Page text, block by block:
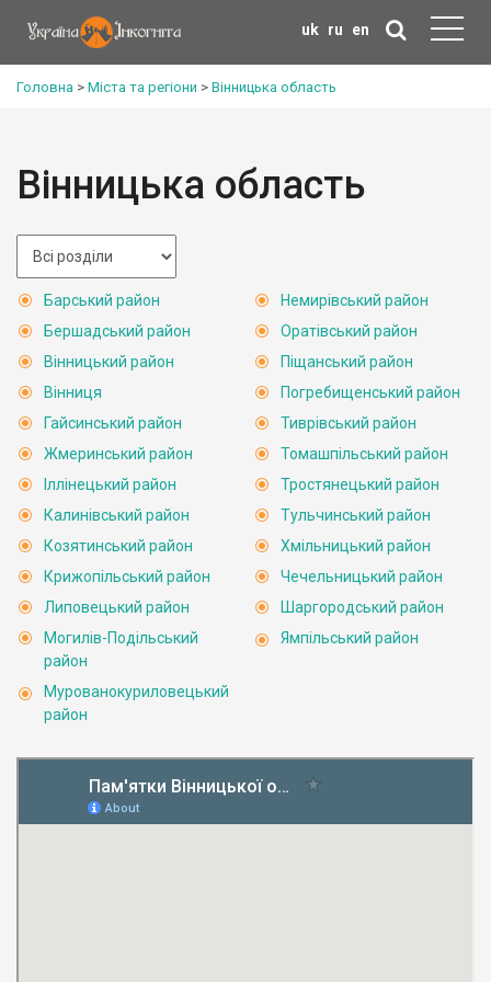
uk ru en
Головна > Міста та регіони > Вінницька область
Вінницька область
Барський район
Бершадський район
Вінницький район
Вінниця
Гайсинський район
Жмеринський район
Іллінецький район
Калинівський район
Козятинський район
Крижопільський район
Липовецький район
Могилів-Подільський
район
Мурованокуриловецький
район
Немирівський район
Оратівський район
Піщанський район
Погребищенський район
Тиврівський район
Томашпільський район
Тростянецький район
Тульчинський район
Хмільницький район
Чечельницький район
Шаргородський район
Ямпільський район